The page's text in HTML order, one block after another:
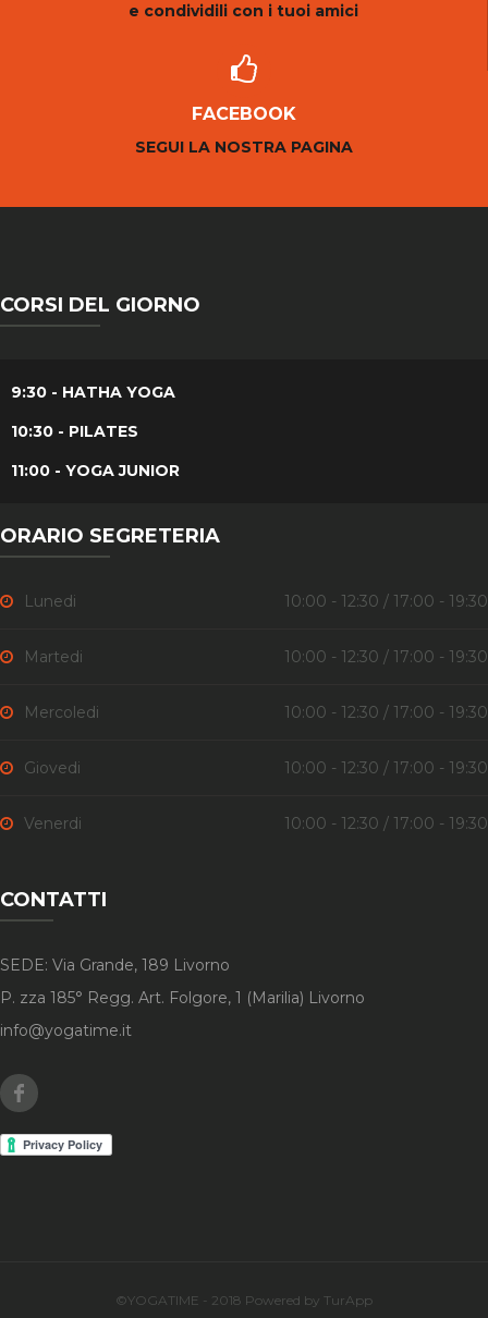
e condividili con i tuoi amici
FACEBOOK
SEGUI LA NOSTRA PAGINA
CORSI DEL GIORNO
9:30 - HATHA YOGA
10:30 - PILATES
11:00 - YOGA JUNIOR
ORARIO SEGRETERIA
Lunedi 10:00 - 12:30 / 17:00 - 19:30
Martedi 10:00 - 12:30 / 17:00 - 19:30
Mercoledi 10:00 - 12:30 / 17:00 - 19:30
Giovedi 10:00 - 12:30 / 17:00 - 19:30
Venerdi 10:00 - 12:30 / 17:00 - 19:30
CONTATTI
SEDE: Via Grande, 189 Livorno
P. zza 185° Regg. Art. Folgore, 1 (Marilia) Livorno
info@yogatime.it
©YOGATIME - 2018 Powered by TurApp